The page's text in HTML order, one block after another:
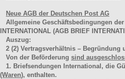
Neue AGB der Deutschen Post AG
Allgemeine Geschäftsbedingungen der
INTERNATIONAL (AGB BRIEF
Auszug:
2 (2) Vertragsverhältnis – Begründung
Von der Beförderung sind
1. Briefsendungen International, die
(Waren), enthalten.